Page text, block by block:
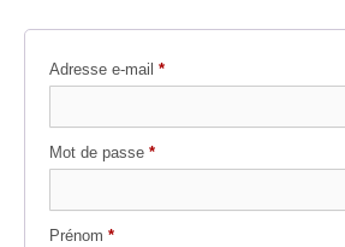
Adresse e-mail *Obligatoire
Mot de passe *Obligatoire
Prénom *